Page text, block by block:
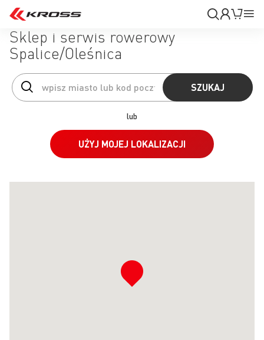
Mój
Moje
konto
Sklep i serwis rowerowy
Spalice/Oleśnica
SZUKAJ
lub
UŻYJ MOJEJ LOKALIZACJI